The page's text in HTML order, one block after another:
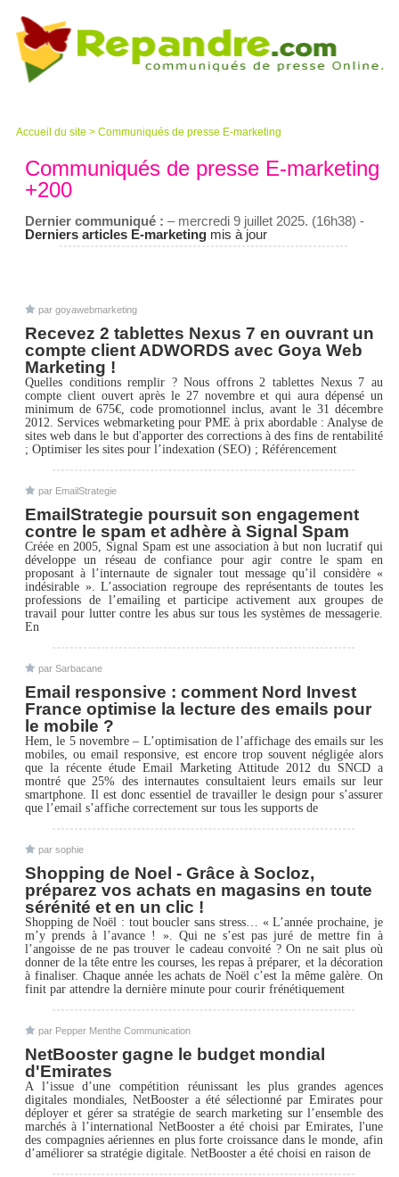
Accueil du site > Communiqués de presse E-marketing
Communiqués de presse E-marketing
+200
Dernier communiqué : – mercredi 9 juillet 2025. (16h38) -
Derniers articles E-marketing mis à jour
par goyawebmarketing
Recevez 2 tablettes Nexus 7 en ouvrant un
compte client ADWORDS avec Goya Web
Marketing !
Quelles conditions remplir ? Nous offrons 2 tablettes Nexus 7 au
compte client ouvert après le 27 novembre et qui aura dépensé un
minimum de 675€, code promotionnel inclus, avant le 31 décembre
2012. Services webmarketing pour PME à prix abordable : Analyse de
sites web dans le but d'apporter des corrections à des fins de rentabilité
; Optimiser les sites pour l’indexation (SEO) ; Référencement
par EmailStrategie
EmailStrategie poursuit son engagement
contre le spam et adhère à Signal Spam
Créée en 2005, Signal Spam est une association à but non lucratif qui
développe un réseau de confiance pour agir contre le spam en
proposant à l’internaute de signaler tout message qu’il considère «
indésirable ». L’association regroupe des représentants de toutes les
professions de l’emailing et participe activement aux groupes de
travail pour lutter contre les abus sur tous les systèmes de messagerie.
En
par Sarbacane
Email responsive : comment Nord Invest
France optimise la lecture des emails pour
le mobile ?
Hem, le 5 novembre – L’optimisation de l’affichage des emails sur les
mobiles, ou email responsive, est encore trop souvent négligée alors
que la récente étude Email Marketing Attitude 2012 du SNCD a
montré que 25% des internautes consultaient leurs emails sur leur
smartphone. Il est donc essentiel de travailler le design pour s’assurer
que l’email s’affiche correctement sur tous les supports de
par sophie
Shopping de Noel - Grâce à Socloz,
préparez vos achats en magasins en toute
sérénité et en un clic !
Shopping de Noël : tout boucler sans stress… « L’année prochaine, je
m’y prends à l’avance ! ». Qui ne s’est pas juré de mettre fin à
l’angoisse de ne pas trouver le cadeau convoité ? On ne sait plus où
donner de la tête entre les courses, les repas à préparer, et la décoration
à finaliser. Chaque année les achats de Noël c’est la même galère. On
finit par attendre la dernière minute pour courir frénétiquement
par Pepper Menthe Communication
NetBooster gagne le budget mondial
d'Emirates
A l’issue d’une compétition réunissant les plus grandes agences
digitales mondiales, NetBooster a été sélectionné par Emirates pour
déployer et gérer sa stratégie de search marketing sur l’ensemble des
marchés à l’international NetBooster a été choisi par Emirates, l'une
des compagnies aériennes en plus forte croissance dans le monde, afin
d’améliorer sa stratégie digitale. NetBooster a été choisi en raison de